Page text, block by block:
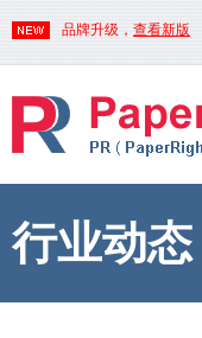
品牌升级， 查看新版
行业动态